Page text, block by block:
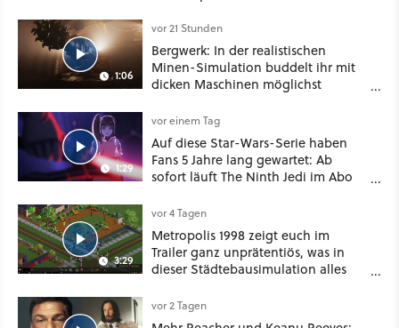
1:06
vor 21 Stunden
Bergwerk: In der realistischen
Minen-Simulation buddelt ihr mit
dicken Maschinen möglichst
1:29
vor einem Tag
Auf diese Star-Wars-Serie haben
Fans 5 Jahre lang gewartet: Ab
sofort läuft The Ninth Jedi im Abo
3:29
vor 4 Tagen
Metropolis 1998 zeigt euch im
Trailer ganz unprätentiös, was in
dieser Städtebausimulation alles
vor 2 Tagen